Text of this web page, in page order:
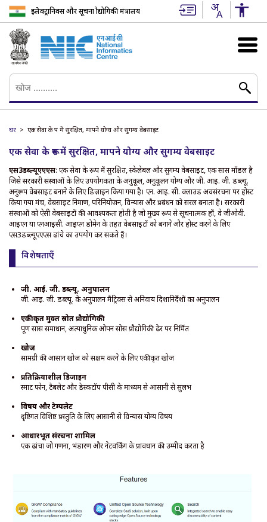
इलेक्ट्रानिक्स और सूचना प्रौद्योगिकी मंत्रालय
घर एक सेवा के रूप में सुरक्षित, मापने योग्य और सुगम्य वेबसाइट
एक सेवा के रूप में सुरक्षित, मापने योग्य और सुगम्य वेबसाइट
एस3डब्ल्यूएएएस: एक सेवा के रूप में सुरक्षित, स्केलेबल और सुगम्य वेबसाइट, एक सास मॉडल है
जिसे सरकारी संस्थाओं के लिए उपयोगकर्ता के अनुकूल, अनुकूलन योग्य और जी. आई. जी. डब्ल्यू.
अनुरूप वेबसाइट बनाने के लिए डिज़ाइन किया गया है। एन. आई. सी. क्लाउड अवसंरचना पर होस्ट
किया गया मंच, वेबसाइट निर्माण, परिनियोजन, विन्यास और प्रबंधन को सरल बनाता है। सरकारी
संस्थाओं को ऐसी वेबसाइटों की आवश्यकता होती है जो मुख्य रूप से सूचनात्मक हों, वे जीओवी.
आईएन या एनआईसी. आईएन डोमेन के तहत वेबसाइटों को बनाने और होस्ट करने के लिए
एस3डब्ल्यूएएएस ढांचे का उपयोग कर सकते हैं।
विशेषताएँ
जी. आई. जी. डब्ल्यू. अनुपालन
जी. आई. जी. डब्ल्यू. के अनुपालन मैट्रिक्स से अनिवार्य दिशानिर्देशों का अनुपालन
एकीकृत मुक्त स्रोत प्रौद्योगिकी
पूर्ण सास समाधान, अत्याधुनिक ओपन सोर्स प्रौद्योगिकी ढेर पर निर्मित
खोजें
सामग्री की आसान खोज को सक्षम करने के लिए एकीकृत खोज
प्रतिक्रियाशील डिजाइन
स्मार्ट फोन, टैबलेट और डेस्कटॉप पीसी के माध्यम से आसानी से सुलभ
विषय और टेम्पलेट
दृष्टिगत विशिष्ट प्रस्तुति के लिए आसानी से विन्यास योग्य विषय
आधारभूत संरचना शामिल
एक ढांचा जो गणना, भंडारण और नेटवर्किंग के प्रावधान की उम्मीद करता है